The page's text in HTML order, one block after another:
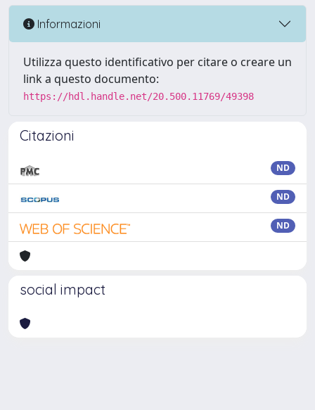
Informazioni
Utilizza questo identificativo per citare o creare un
link a questo documento:
https://hdl.handle.net/20.500.11769/49398
Citazioni
ND
ND
ND
social impact